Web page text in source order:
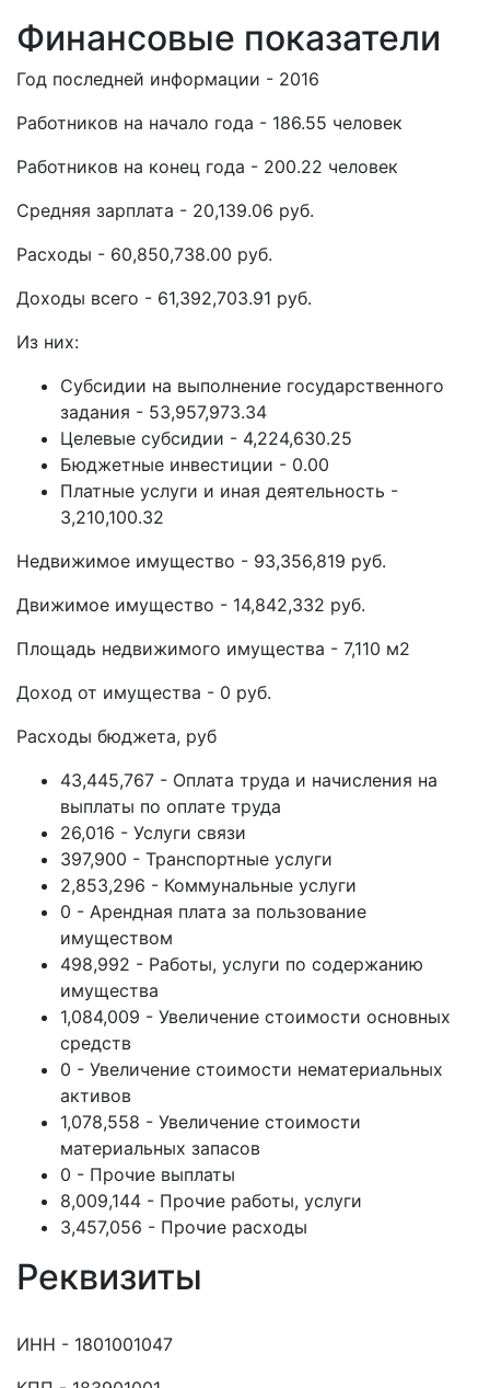
Финансовые показатели
Год последней информации - 2016
Работников на начало года - 186.55 человек
Работников на конец года - 200.22 человек
Средняя зарплата - 20,139.06 руб.
Расходы - 60,850,738.00 руб.
Доходы всего - 61,392,703.91 руб.
Из них:
Субсидии на выполнение государственного
задания - 53,957,973.34
Целевые субсидии - 4,224,630.25
Бюджетные инвестиции - 0.00
Платные услуги и иная деятельность -
3,210,100.32
Недвижимое имущество - 93,356,819 руб.
Движимое имущество - 14,842,332 руб.
Площадь недвижимого имущества - 7,110 м2
Доход от имущества - 0 руб.
Расходы бюджета, руб
43,445,767 - Оплата труда и начисления на
выплаты по оплате труда
26,016 - Услуги связи
397,900 - Транспортные услуги
2,853,296 - Коммунальные услуги
0 - Арендная плата за пользование
имуществом
498,992 - Работы, услуги по содержанию
имущества
1,084,009 - Увеличение стоимости основных
средств
0 - Увеличение стоимости нематериальных
активов
1,078,558 - Увеличение стоимости
материальных запасов
0 - Прочие выплаты
8,009,144 - Прочие работы, услуги
3,457,056 - Прочие расходы
Реквизиты
ИНН - 1801001047